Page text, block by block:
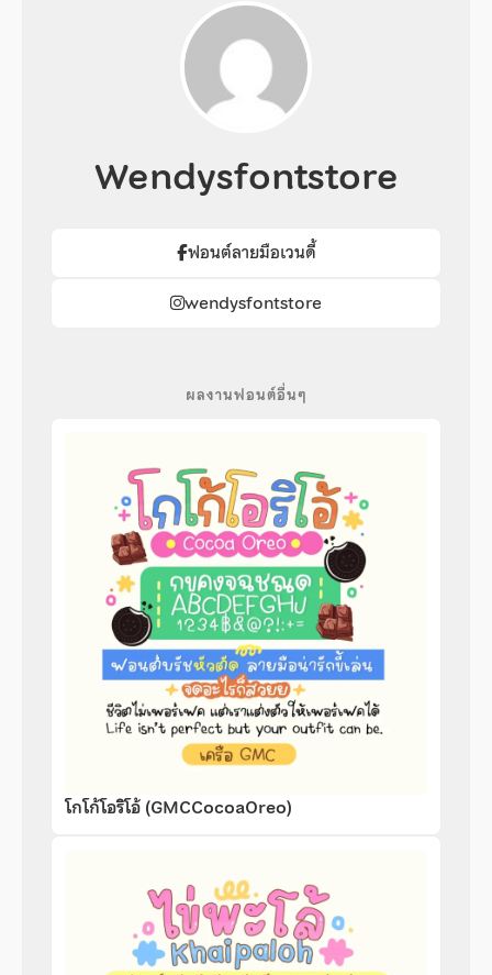
Wendysfontstore
ฟอนต์ลายมือเวนดี้
wendysfontstore
ผลงานฟอนต์อื่นๆ
โกโก้โอริโอ้ (GMCCocoaOreo)